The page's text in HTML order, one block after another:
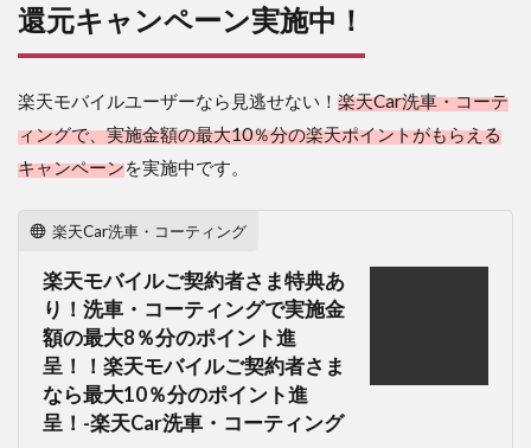
洗
車・
コー
ング
がお
得！
最大
ポイ
ント
キャ
ンペ
ーン
実施
中！
1.1
キャ
還元キャンペーン実施中！
楽天モバイルユーザーなら見逃せない！ 楽天Car洗車・コーテ
ィングで、実施金額の最大10％分の楽天ポイントがもらえる
キャンペーンを実施中です。
楽天Car洗車・コーティング
楽天モバイルご契約者さま特典あ
り！洗車・コーティングで実施金
額の最大8％分のポイント進
呈！！楽天モバイルご契約者さま
なら最大10％分のポイント進
呈！-楽天Car洗車・コーティング